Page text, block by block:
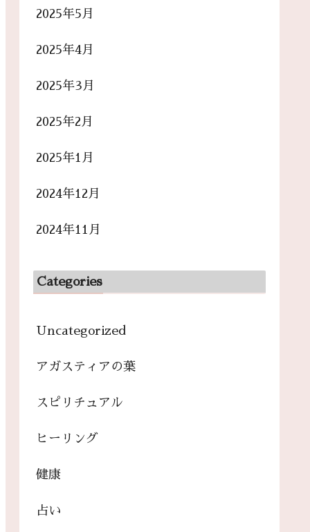
2025年5月
2025年4月
2025年3月
2025年2月
2025年1月
2024年12月
2024年11月
Categories
Uncategorized
アガスティアの葉
スピリチュアル
ヒーリング
健康
占い